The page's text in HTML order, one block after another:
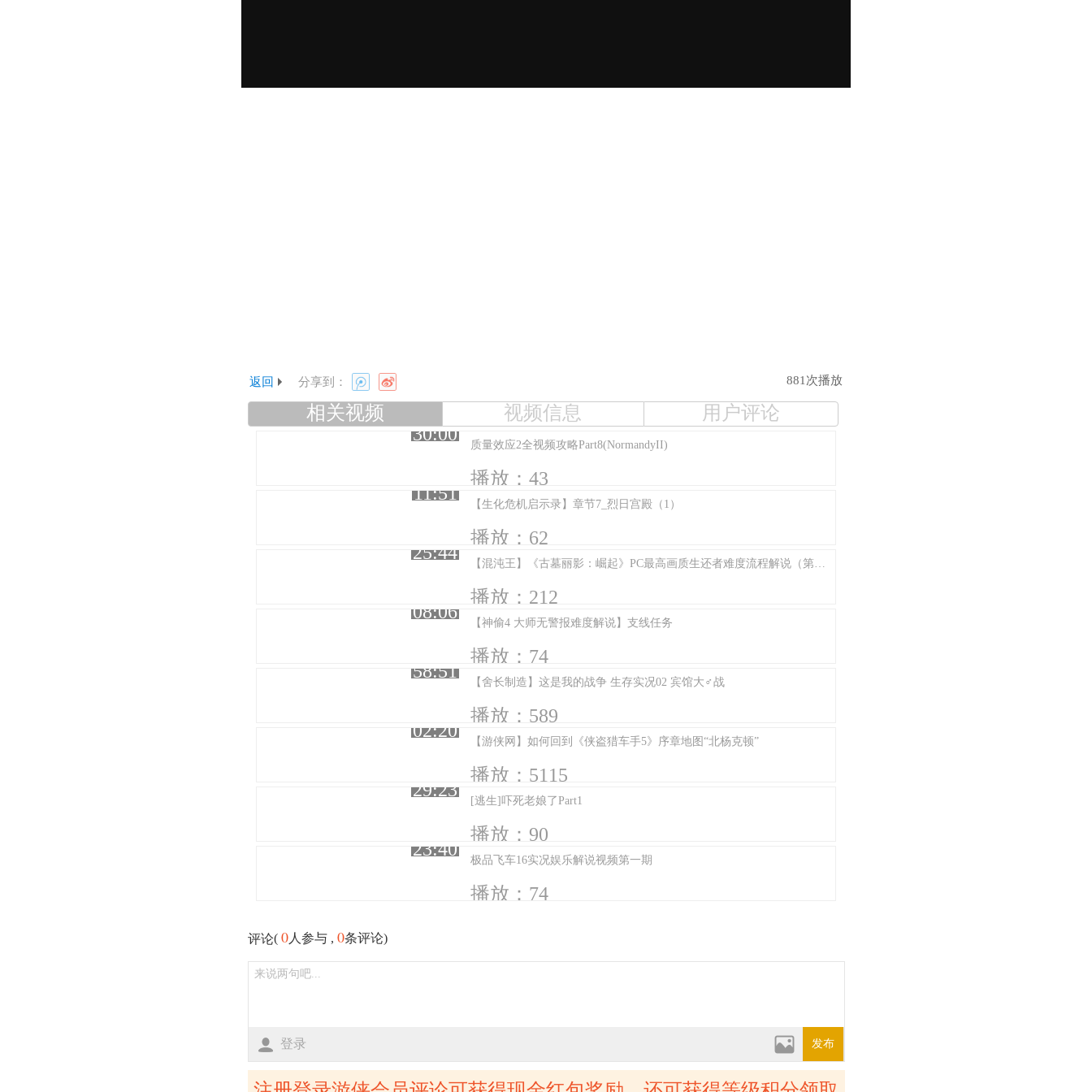
返回 分享到： 881次播放
相关视频 视频信息
用户评论
30:00
质量效应2全视频攻略Part8(NormandyII)
播放：43
11:51
【生化危机启示录】章节7_烈日宫殿（1）
播放：62
25:44
【混沌王】《古墓丽影：崛起》PC最高画质生还者难度流程解说（第一期 冰火两端）
播放：212
08:06
【神偷4 大师无警报难度解说】支线任务
播放：74
58:51
【舍长制造】这是我的战争 生存实况02 宾馆大♂战
播放：589
02:20
【游侠网】如何回到《侠盗猎车手5》序章地图“北杨克顿”
播放：5115
29:23
[逃生]吓死老娘了Part1
播放：90
23:40
极品飞车16实况娱乐解说视频第一期
播放：74
评论( 0人参与 , 0条评论)
登录 发布